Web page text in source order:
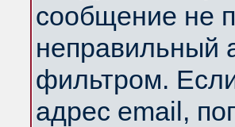
сообщение не
неправильный
фильтром.
адрес email,